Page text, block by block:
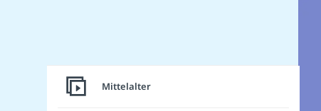
Mittelalter